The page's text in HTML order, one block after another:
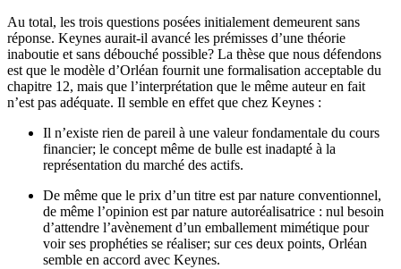
Au total, les trois questions posées initialement demeurent sans
réponse. Keynes aurait-il avancé les prémisses d’une théorie
inaboutie et sans débouché possible? La thèse que nous défendons
est que le modèle d’Orléan fournit une formalisation acceptable du
chapitre 12, mais que l’interprétation que le même auteur en fait
n’est pas adéquate. Il semble en effet que chez Keynes :
Il n’existe rien de pareil à une valeur fondamentale du cours
financier; le concept même de bulle est inadapté à la
représentation du marché des actifs.
De même que le prix d’un titre est par nature conventionnel,
de même l’opinion est par nature autoréalisatrice : nul besoin
d’attendre l’avènement d’un emballement mimétique pour
voir ses prophéties se réaliser; sur ces deux points, Orléan
semble en accord avec Keynes.